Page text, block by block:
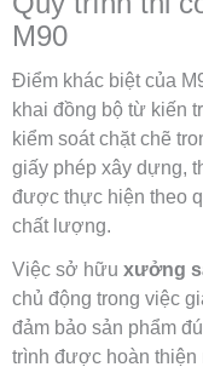
M90
Điểm khác biệt của
khai đồng bộ từ kiến
kiểm soát chặt chẽ
giấy phép xây dựng,
được thực hiện theo
chất lượng.
Việc sở hữu xưởng
chủ động trong việc
đảm bảo sản phẩm
trình được hoàn thiện